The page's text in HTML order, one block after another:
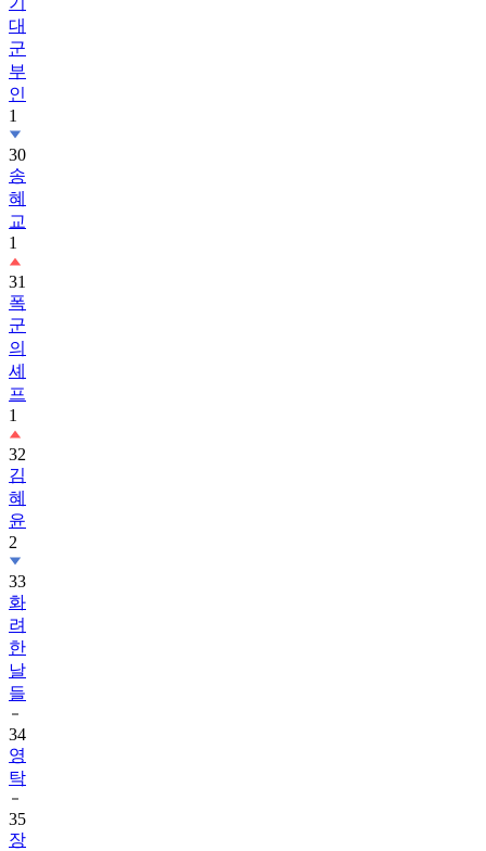
대
군
부
인
1
30
송
혜
교
1
31
폭
군
의
셰
프
1
32
김
혜
윤
2
33
화
려
한
날
들
34
영
탁
35
장